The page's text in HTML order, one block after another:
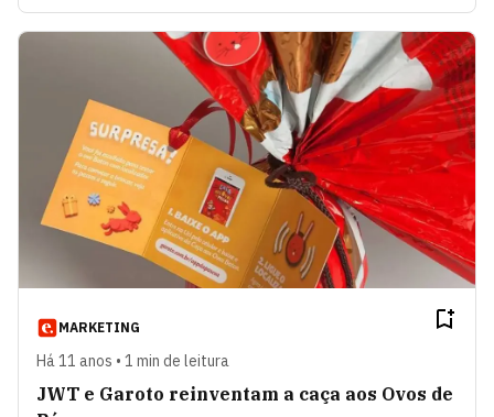
MARKETING
Há 11 anos • 1 min de leitura
JWT e Garoto reinventam a caça aos Ovos de